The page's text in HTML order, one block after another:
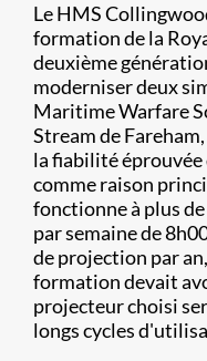
Le HMS
formation de la
deuxième
moderniser deux
Maritime Warfare
Stream de
la fiabilité
comme raison
fonctionne à plus
par semaine de
de projection par
formation devait
projecteur choisi
longs cycles